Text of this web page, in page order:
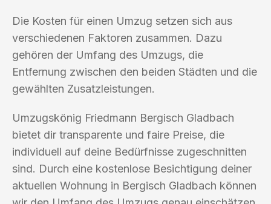
Die Kosten für einen Umzug setzen sich aus
verschiedenen Faktoren zusammen. Dazu
gehören der Umfang des Umzugs, die
Entfernung zwischen den beiden Städten und die
gewählten Zusatzleistungen.
Umzugskönig Friedmann Bergisch Gladbach
bietet dir transparente und faire Preise, die
individuell auf deine Bedürfnisse zugeschnitten
sind. Durch eine kostenlose Besichtigung deiner
aktuellen Wohnung in Bergisch Gladbach können